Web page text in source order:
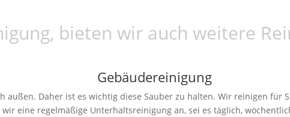
bieten wir auch weitere
Gebäudereinigung
außen. Daher ist es wichtig diese Sauber zu halten. Wir reinigen für
eine regelmäßige Unterhaltsreinigung an, sei es täglich,